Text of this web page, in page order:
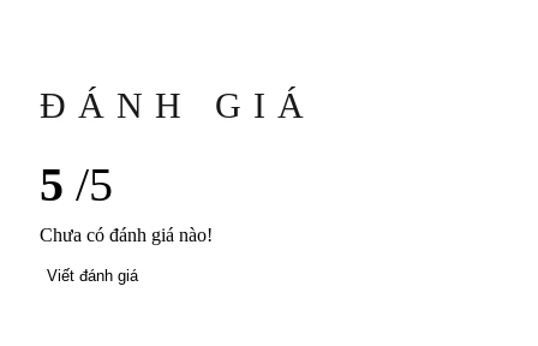
ĐÁNH GIÁ
5 /5
Chưa có đánh giá nào!
Viết đánh giá